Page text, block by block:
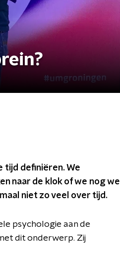
tijd definiëren. We
naar de klok of we nog wel
niet zo veel over tijd.
psychologie aan de
dit onderwerp. Zij